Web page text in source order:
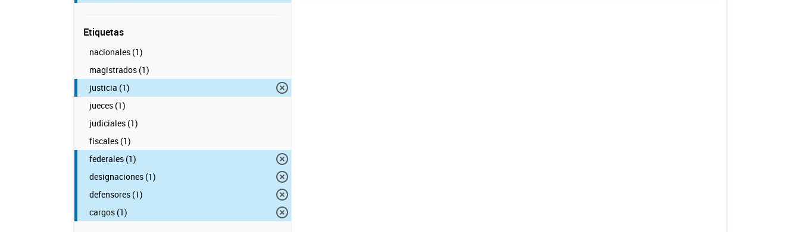
Etiquetas
nacionales (1)
magistrados (1)
justicia (1)
jueces (1)
judiciales (1)
fiscales (1)
federales (1)
designaciones (1)
defensores (1)
cargos (1)